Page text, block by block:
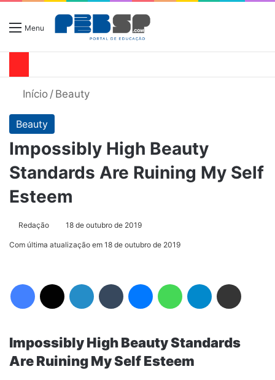
Menu
Início / Beauty
Beauty
Impossibly High Beauty
Standards Are Ruining My Self
Esteem
Redação 18 de outubro de 2019
Com última atualização em 18 de outubro de 2019
Impossibly High Beauty Standards
Are Ruining My Self Esteem